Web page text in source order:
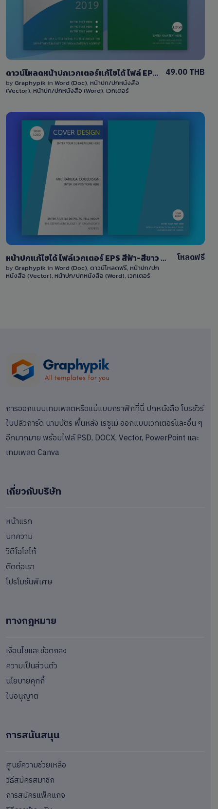
ดาวน์โหลดหน้าปกเวกเตอร์แก้ไขได้ ไฟล์ EPS และ docx สีเขียวแบบไล่เฉดสี download green cover eps file
by Graphypik in Word (Doc), หน้าปก/ปกหนังสือ
(Vector), หน้าปก/ปกหนังสือ (Word), เวกเตอร์
49.00 THB
หน้าปกแก้ไขได้ ไฟล์เวกเตอร์ EPS สีฟ้า-สีขาว พร้อมไฟล์ Word แก้ไขง่าย Download cover EPS file with blue color
by Graphypik in Word (Doc), ดาวน์โหลดฟรี, หน้าปก/ปก
หนังสือ (Vector), หน้าปก/ปกหนังสือ (Word), เวกเตอร์
โหลดฟรี
การออกแบบเทมเพลตหรือแม่แบบกราฟิกที่นี่ ปกหนังสือ โบรชัวร์
ใบปลิวการ์ด นามบัตร พื้นหลัง เรซูเม่ ออกแบบเวกเตอร์และอื่น ๆ
อีกมากมาย พร้อมไฟล์ PSD, DOCX, Vector, PowerPoint และ
เทมเพลต Canva
เกี่ยวกับบริษัท
หน้าแรก
บทความ
วีดีโอโลโก้
ติดต่อเรา
โปรโมชั่นพิเศษ
ทางกฎหมาย
เงื่อนไขและข้อตกลง
ความเป็นส่วนตัว
นโยบายคุกกี้
ใบอนุญาต
การสนันสนุน
ศูนย์ความช่วยเหลือ
วิธีสมัครสมาชิก
การสมัครแพ็คแกจ